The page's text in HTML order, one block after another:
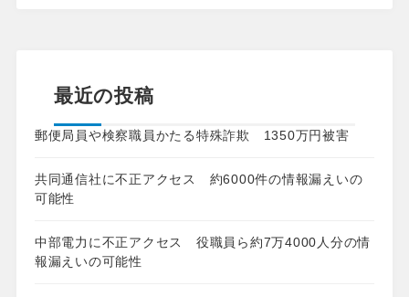
最近の投稿
郵便局員や検察職員かたる特殊詐欺 1350万円被害
共同通信社に不正アクセス 約6000件の情報漏えいの
可能性
中部電力に不正アクセス 役職員ら約7万4000人分の情
報漏えいの可能性